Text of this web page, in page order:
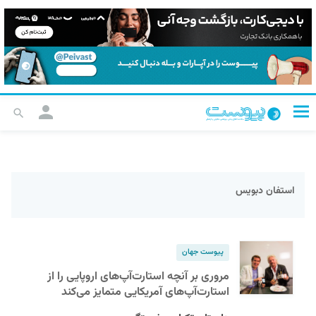
استفان دبویس
پیوست جهان
مروری بر آنچه استارت‌آپ‌های اروپایی را از
استارت‌آپ‌های آمریکایی متمایز می‌کند